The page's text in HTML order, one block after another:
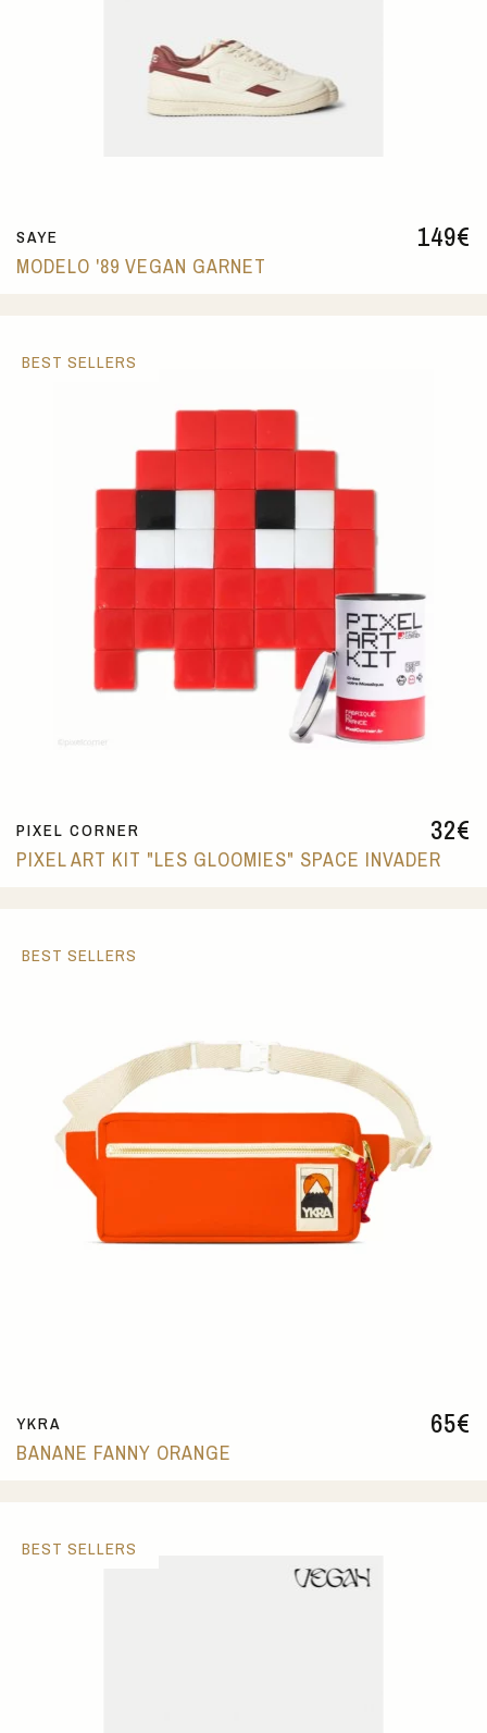
149€
SAYE
MODELO '89 VEGAN GARNET
32€
PIXEL CORNER
PIXEL ART KIT "LES GLOOMIES" SPACE INVADER
BEST SELLERS
65€
YKRA
BANANE FANNY ORANGE
BEST SELLERS
BEST SELLERS